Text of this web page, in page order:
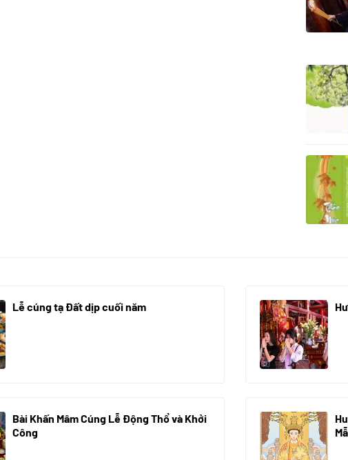
Lễ cúng tạ Đất dịp cuối năm
Bài Khấn Mâm Cúng Lễ Động Thổ và Khởi
Công